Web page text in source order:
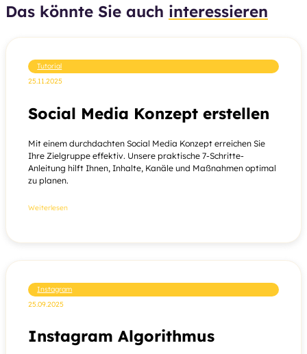
Das könnte Sie auch interessieren
Tutorial
25.11.2025
Social Media Konzept erstellen
Mit einem durchdachten Social Media Konzept erreichen Sie
Ihre Zielgruppe effektiv. Unsere praktische 7-Schritte-
Anleitung hilft Ihnen, Inhalte, Kanäle und Maßnahmen optimal
zu planen.
Weiterlesen
Instagram
25.09.2025
Instagram Algorithmus